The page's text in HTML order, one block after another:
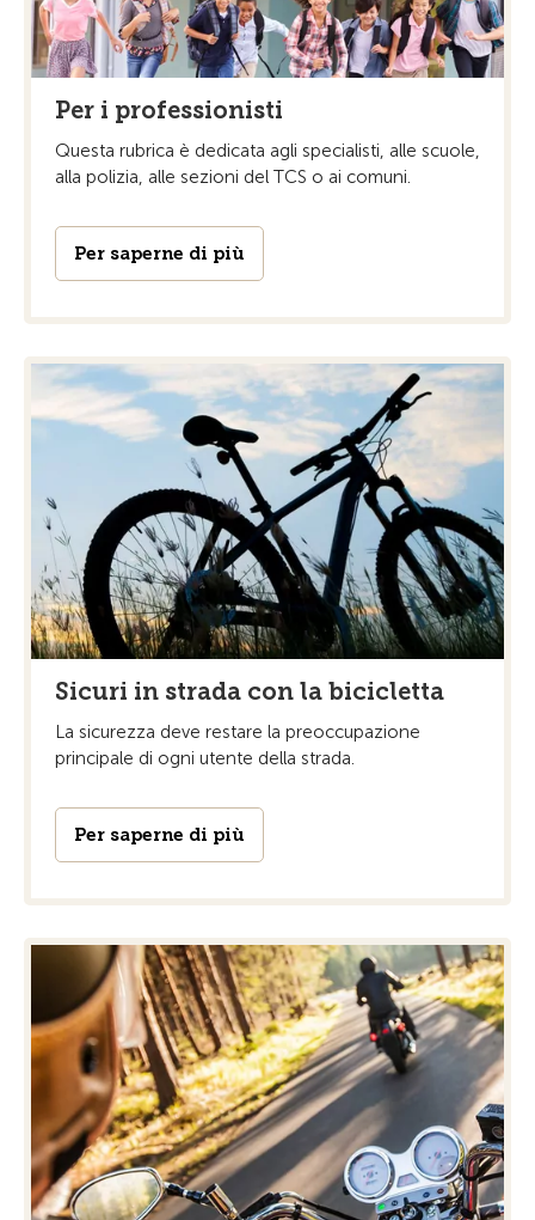
Per i professionisti
Questa rubrica è dedicata agli specialisti, alle scuole,
alla polizia, alle sezioni del TCS o ai comuni.
Per saperne di più
Sicuri in strada con la bicicletta
La sicurezza deve restare la preoccupazione
principale di ogni utente della strada.
Per saperne di più